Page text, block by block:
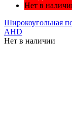
Нет в
Широкоугольная
AHD
Нет в наличии